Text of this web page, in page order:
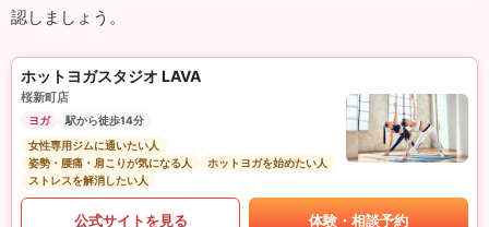
認しましょう。
ホットヨガスタジオ LAVA
桜新町店
ヨガ
駅から徒歩14分
女性専用ジムに通いたい人
姿勢・腰痛・肩こりが気になる人
ホットヨガを始めたい人
ストレスを解消したい人
公式サイトを見る 体験・相談予約